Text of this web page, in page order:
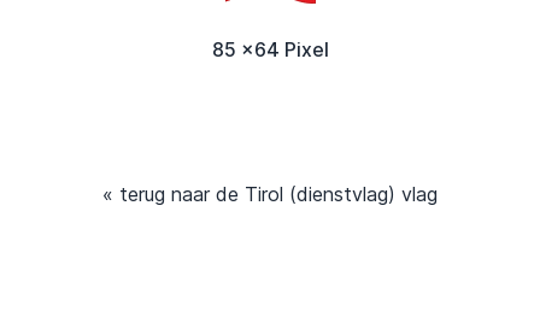
85 x64 Pixel
« terug naar de Tirol (dienstvlag) vlag